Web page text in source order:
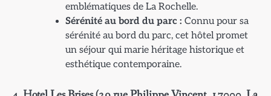
emblématiques de La Rochelle.
Sérénité au bord du parc : Connu pour sa
sérénité au bord du parc, cet hôtel promet
un séjour qui marie héritage historique et
esthétique contemporaine.